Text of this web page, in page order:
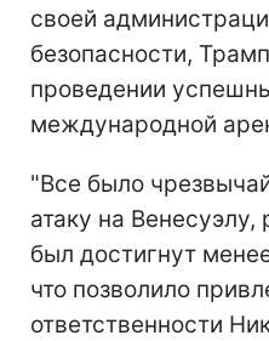
своей
безопасности,
проведении
международной
"Все было
атаку на Венесуэлу,
был достигнут
что позволило
ответственности